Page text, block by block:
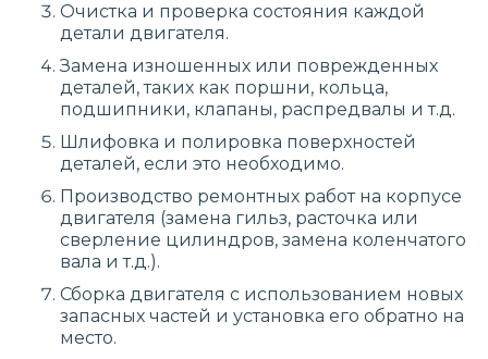
Очистка и проверка состояния каждой
детали двигателя.
Замена изношенных или поврежденных
деталей, таких как поршни, кольца,
подшипники, клапаны, распредвалы и т.д.
Шлифовка и полировка поверхностей
деталей, если это необходимо.
Производство ремонтных работ на корпусе
двигателя (замена гильз, расточка или
сверление цилиндров, замена коленчатого
вала и т.д.).
Сборка двигателя с использованием новых
запасных частей и установка его обратно на
место.